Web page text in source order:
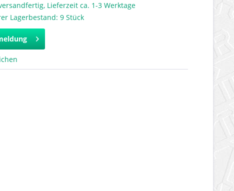
Lieferzeit ca. 1-3 Werktage
Lagerbestand: 9 Stück